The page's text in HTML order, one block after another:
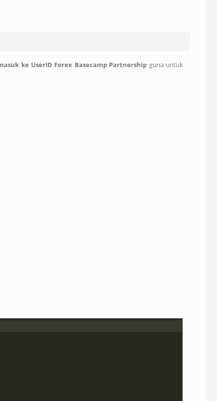
ke UserID Forex Basecamp Partnership guna untuk